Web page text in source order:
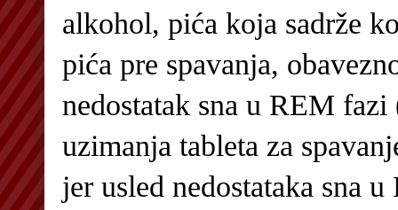
alkohol, pića koja sadrže
pića pre spavanja,
nedostatak sna u REM
uzimanja tableta za
jer usled nedostataka sna